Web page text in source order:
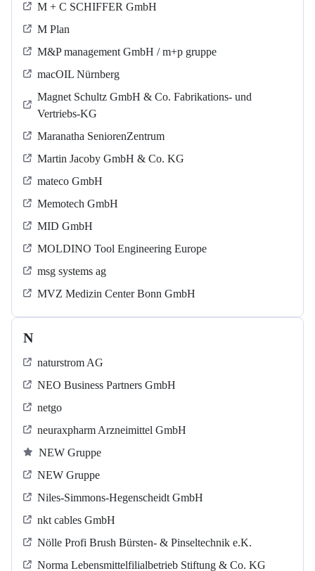
M + C SCHIFFER GmbH
M Plan
M&P management GmbH / m+p gruppe
macOIL Nürnberg
Magnet Schultz GmbH & Co. Fabrikations- und
Vertriebs-KG
Maranatha SeniorenZentrum
Martin Jacoby GmbH & Co. KG
mateco GmbH
Memotech GmbH
MID GmbH
MOLDINO Tool Engineering Europe
msg systems ag
MVZ Medizin Center Bonn GmbH
N
naturstrom AG
NEO Business Partners GmbH
netgo
neuraxpharm Arzneimittel GmbH
NEW Gruppe
NEW Gruppe
Niles-Simmons-Hegenscheidt GmbH
nkt cables GmbH
Nölle Profi Brush Bürsten- & Pinseltechnik e.K.
Norma Lebensmittelfilialbetrieb Stiftung & Co. KG